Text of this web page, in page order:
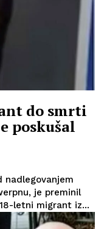
do smrti
poskušal
nadlegovanjem
je preminil
letni migrant iz...